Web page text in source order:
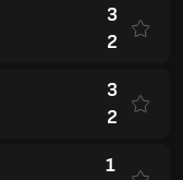
3
2
3
2
1